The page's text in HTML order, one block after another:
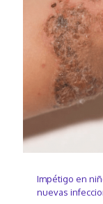
Impétigo en
nuevas